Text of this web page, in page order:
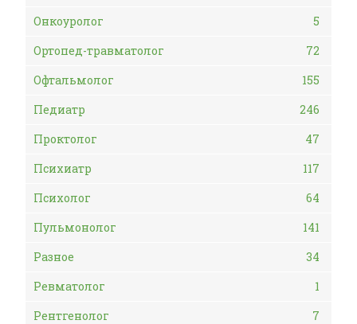
Онкоуролог
5
Ортопед-травматолог
72
Офтальмолог
155
Педиатр
246
Проктолог
47
Психиатр
117
Психолог
64
Пульмонолог
141
Разное
34
Ревматолог
1
Рентгенолог
7